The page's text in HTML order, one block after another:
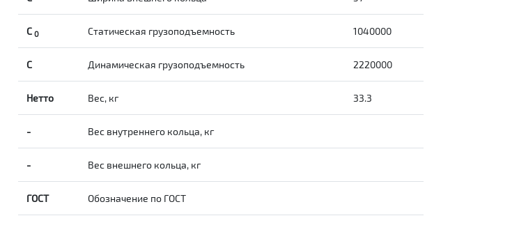
С0 Статическая грузоподъемность 1040000
C Динамическая грузоподъемность 2220000
Нетто Вес, кг 33.3
- Вес внутреннего кольца, кг
- Вес внешнего кольца, кг
ГОСТ Обозначение по ГОСТ